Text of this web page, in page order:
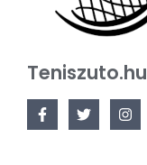
Teniszuto.hu